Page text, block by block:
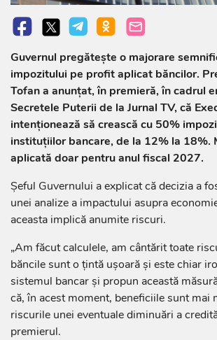
Guvernul pregătește o majorare
impozitului pe profit aplicat băncilor.
Tofan a anunțat, în premieră, în cadrul
Secretele Puterii de la Jurnal TV, că
intenționează să crească cu 50%
instituțiilor bancare, de la 12% la 18%.
aplicată doar pentru anul fiscal 2027.
Șeful Guvernului a explicat că decizia a
unei analize a impactului asupra
aceasta implică anumite riscuri.
„Am făcut calculele, am cântărit toate
băncile sunt o țintă ușoară și este chiar
sistemul bancar și propun această
că, în acest moment, beneficiile sunt mai
riscurile unei eventuale diminuări a
premierul.